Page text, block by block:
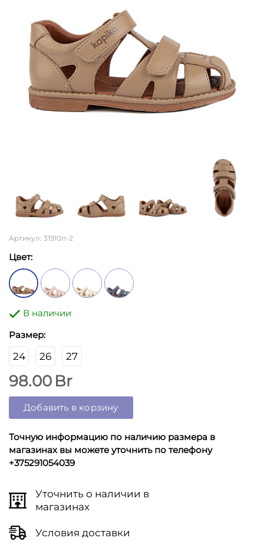
Артикул: 31910п-2
Цвет:
В наличии
Размер:
24 26 27
98.00 Br
Добавить в корзину
Точную информацию по наличию размера в
магазинах вы можете уточнить по телефону
+375291054039
Уточнить о наличии в
магазинах
Условия доставки